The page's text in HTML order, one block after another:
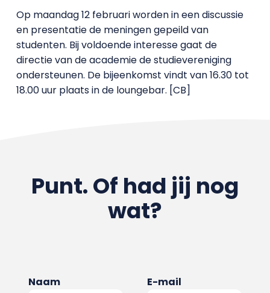
Op maandag 12 februari worden in een discussie
en presentatie de meningen gepeild van
studenten. Bij voldoende interesse gaat de
directie van de academie de studievereniging
ondersteunen. De bijeenkomst vindt van 16.30 tot
18.00 uur plaats in de loungebar. [CB]
Punt. Of had jij nog
wat?
Naam E-mail